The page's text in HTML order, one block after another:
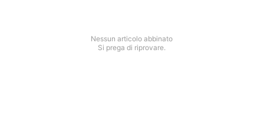
Nessun articolo abbinato
Si prega di riprovare.